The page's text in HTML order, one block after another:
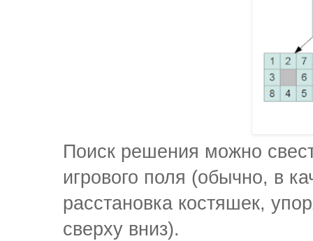
Поиск решения можно
игрового поля (обычно, в
расстановка костяшек,
сверху вниз).